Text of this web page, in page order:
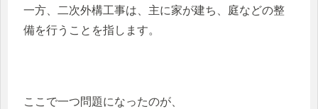
一方、二次外構工事は、主に家が建ち、庭などの整
備を行うことを指します。
ここで一つ問題になったのが、